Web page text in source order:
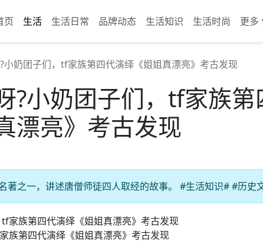
页 生活 生活日常 品牌动态 生活知识 生活时尚 更多
小奶团子们，tf家族第四代演绎《姐姐真漂亮》考古发现
?小奶团子们，tf家族第
漂亮》考古发现
著之一，讲述唐僧师徒四人取经的故事。 #生活知识# #历史
族第四代演绎《姐姐真漂亮》考古发现